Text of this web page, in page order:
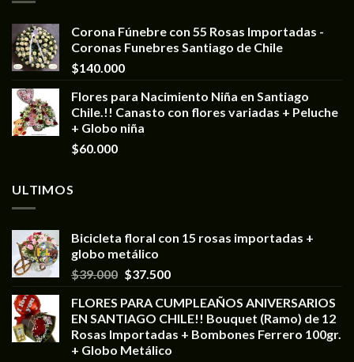
Corona Fúnebre con 55 Rosas Importadas -
Coronas Funebres Santiago de Chile
$140.000
Flores para Nacimiento Niña en Santiago
Chile.!! Canasto con flores variadas + Peluche
+ Globo niña
$60.000
ULTIMOS
Bicicleta floral con 15 rosas importadas +
globo metálico
$39.000 $37.500
FLORES PARA CUMPLEAÑOS ANIVERSARIOS
EN SANTIAGO CHILE!! Bouquet (Ramo) de 12
Rosas Importadas + Bombones Ferrero 100gr.
+ Globo Metálico